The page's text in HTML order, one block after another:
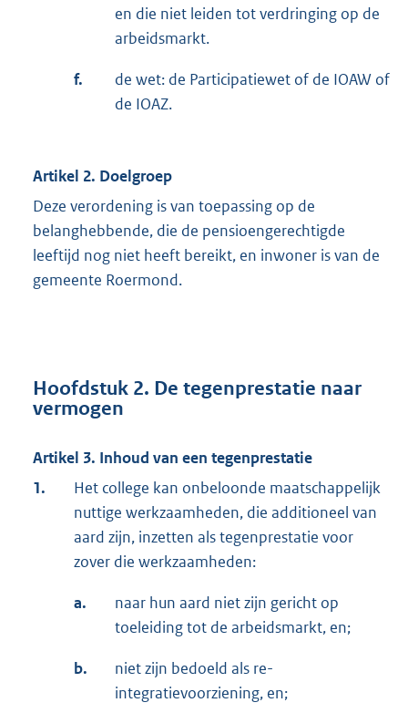
en die niet leiden tot verdringing op de
arbeidsmarkt.
f.
de wet: de Participatiewet of de IOAW of
de IOAZ.
Artikel 2. Doelgroep
Deze verordening is van toepassing op de
belanghebbende, die de pensioengerechtigde
leeftijd nog niet heeft bereikt, en inwoner is van de
gemeente Roermond.
Hoofdstuk 2. De tegenprestatie naar
vermogen
Artikel 3. Inhoud van een tegenprestatie
1.
Het college kan onbeloonde maatschappelijk
nuttige werkzaamheden, die additioneel van
aard zijn, inzetten als tegenprestatie voor
zover die werkzaamheden:
a.
naar hun aard niet zijn gericht op
toeleiding tot de arbeidsmarkt, en;
b.
niet zijn bedoeld als re-
integratievoorziening, en;